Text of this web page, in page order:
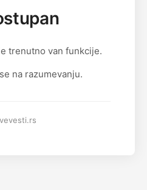
trenutno van funkcije.
na razumevanju.